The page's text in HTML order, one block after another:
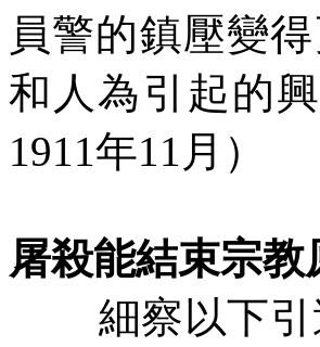
員警的鎮壓變
和人為引起的
1911年11 月）
屠殺能結束宗
細察以下引